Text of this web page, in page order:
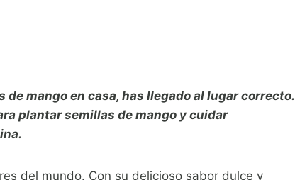
mango en casa, has llegado al lugar correcto.
plantar semillas de mango y cuidar
del mundo. Con su delicioso sabor dulce y